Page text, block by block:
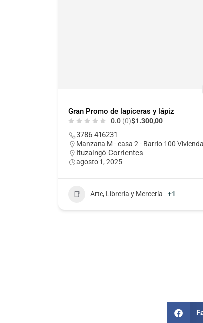
Gran Promo de lapiceras y lápiz
0.0 (0)$1.300,00
3786 416231
Manzana M - casa 2 - Barrio 100
Ituzaingó Corrientes
agosto 1, 2025
Arte, Libreria y Mercería +1